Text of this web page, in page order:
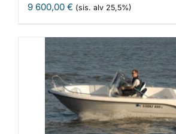
9 600,00 € (sis. alv 25,5%)